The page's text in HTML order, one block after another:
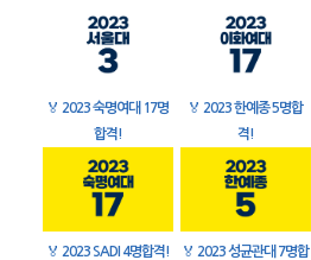
🏅 2023 숙명여대 17명
합격!
🏅 2023 한예종 5명합
격!
🏅 2023 SADI 4명합격! 🏅 2023 성균관대 7명합